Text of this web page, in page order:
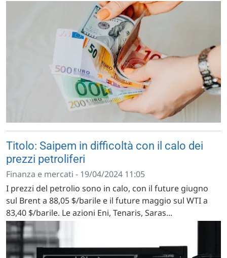
Titolo: Saipem in difficoltà con il calo dei
prezzi petroliferi
Finanza e mercati - 19/04/2024 11:05
I prezzi del petrolio sono in calo, con il future giugno
sul Brent a 88,05 $/barile e il future maggio sul WTI a
83,40 $/barile. Le azioni Eni, Tenaris, Saras...